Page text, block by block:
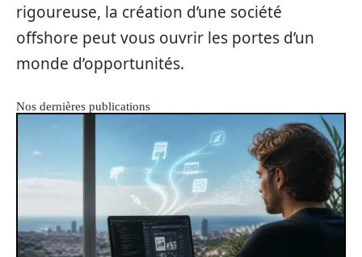
rigoureuse, la création d’une société
offshore peut vous ouvrir les portes d’un
monde d’opportunités.
Nos dernières publications